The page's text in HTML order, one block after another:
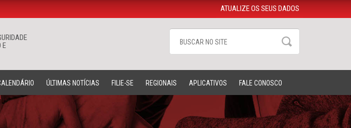
E
Buscar
ATUALIZE OS SEUS DADOS
ÚLTIMAS NOTÍCIAS FILIE-SE REGIONAIS APLICATIVOS FALE CONOSCO